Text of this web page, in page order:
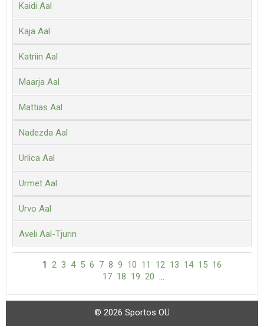
Kaidi Aal
Kaja Aal
Katriin Aal
Maarja Aal
Mattias Aal
Nadezda Aal
Urlica Aal
Urmet Aal
Urvo Aal
Aveli Aal-Tjurin
1 2 3 4 5 6 7 8 9 10 11 12 13 14 15 16
17 18 19 20 ...
© 2026 Sportos OÜ